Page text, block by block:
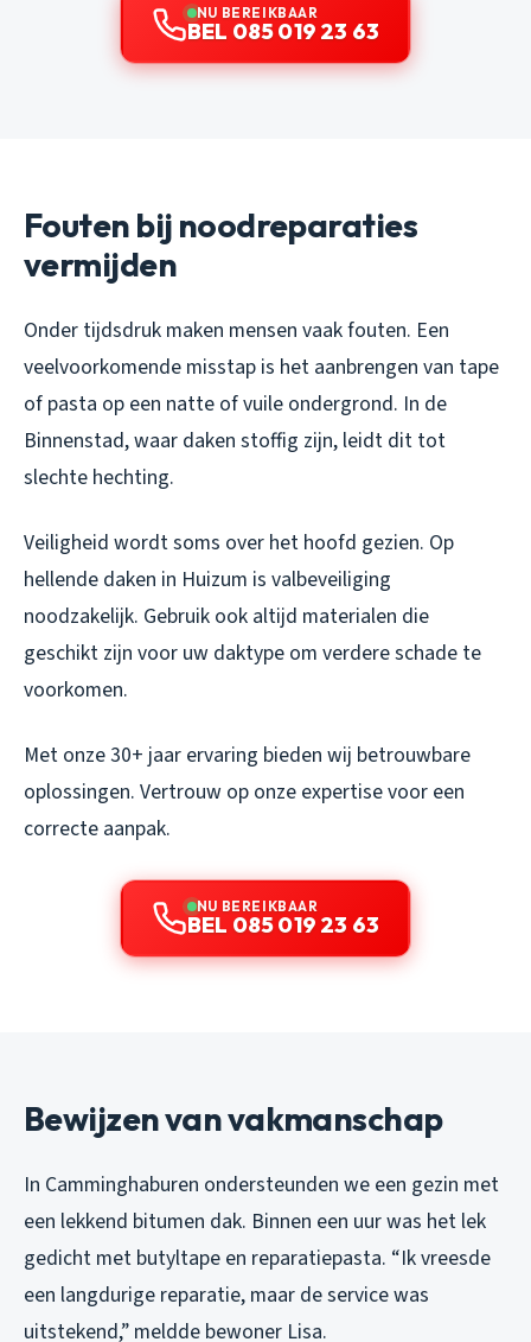
NU BEREIKBAAR
BEL 085 019 23 63
Fouten bij noodreparaties
vermijden
Onder tijdsdruk maken mensen vaak fouten. Een
veelvoorkomende misstap is het aanbrengen van tape
of pasta op een natte of vuile ondergrond. In de
Binnenstad, waar daken stoffig zijn, leidt dit tot
slechte hechting.
Veiligheid wordt soms over het hoofd gezien. Op
hellende daken in Huizum is valbeveiliging
noodzakelijk. Gebruik ook altijd materialen die
geschikt zijn voor uw daktype om verdere schade te
voorkomen.
Met onze 30+ jaar ervaring bieden wij betrouwbare
oplossingen. Vertrouw op onze expertise voor een
correcte aanpak.
NU BEREIKBAAR
BEL 085 019 23 63
Bewijzen van vakmanschap
In Camminghaburen ondersteunden we een gezin met
een lekkend bitumen dak. Binnen een uur was het lek
gedicht met butyltape en reparatiepasta. “Ik vreesde
een langdurige reparatie, maar de service was
uitstekend,” meldde bewoner Lisa.